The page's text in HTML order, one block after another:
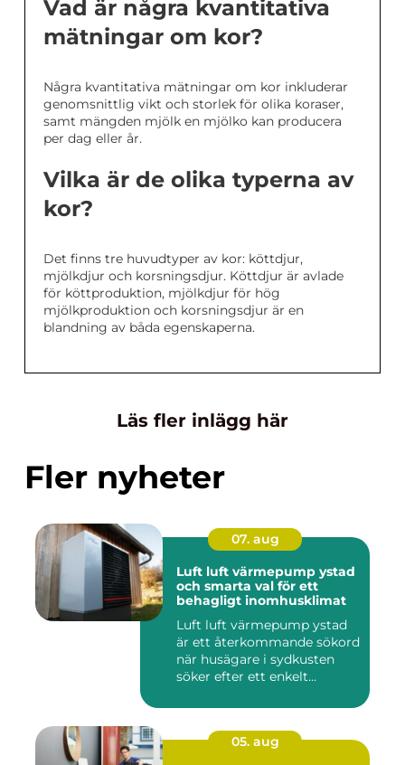
Vad är några kvantitativa
mätningar om kor?
Några kvantitativa mätningar om kor inkluderar
genomsnittlig vikt och storlek för olika koraser,
samt mängden mjölk en mjölko kan producera
per dag eller år.
Vilka är de olika typerna av
kor?
Det finns tre huvudtyper av kor: köttdjur,
mjölkdjur och korsningsdjur. Köttdjur är avlade
för köttproduktion, mjölkdjur för hög
mjölkproduktion och korsningsdjur är en
blandning av båda egenskaperna.
Läs fler inlägg här
Fler nyheter
07. aug
Luft luft värmepump ystad
och smarta val för ett
behagligt inomhusklimat
Luft luft värmepump ystad
är ett återkommande sökord
när husägare i sydkusten
söker efter ett enkelt...
05. aug